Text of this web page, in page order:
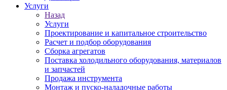
Услуги
Назад
Услуги
Проектирование и капитальное строительство
Расчет и подбор оборудования
Сборка агрегатов
Поставка холодильного оборудования, материалов
и запчастей
Продажа инструмента
Монтаж и пуско-наладочные работы